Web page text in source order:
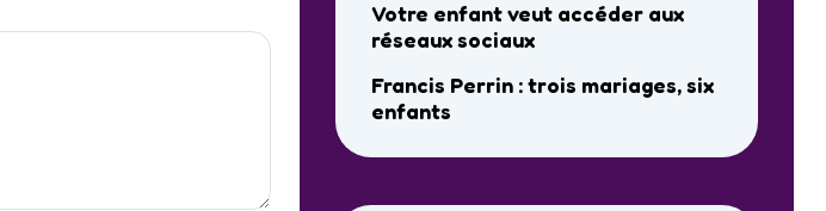
Votre enfant veut accéder aux
réseaux sociaux
Francis Perrin : trois mariages, six
enfants